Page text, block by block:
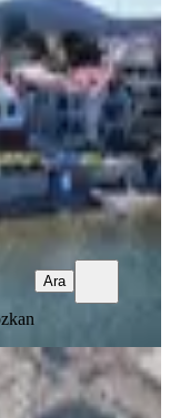
Ara
Sitesi Yakını 3